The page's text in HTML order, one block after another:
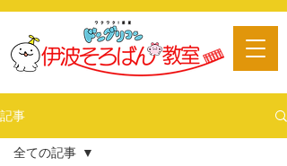
記事
全ての記事